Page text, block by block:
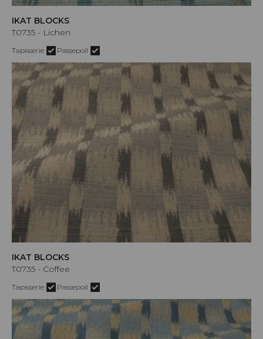
IKAT BLOCKS
T0735 - Lichen
Tapisserie Passepoil
IKAT BLOCKS
T0735 - Coffee
Tapisserie Passepoil